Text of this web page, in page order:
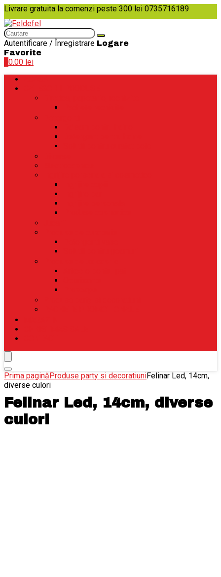
Livrare gratuita la comenzi peste 300 lei 0735716189
Autentificare / Înregistrare Logare
Favorite
0.00 lei
Prima paginăProduse party si decoratiuniFelinar Led, 14cm,
diverse culori
Felinar Led, 14cm, diverse
culori